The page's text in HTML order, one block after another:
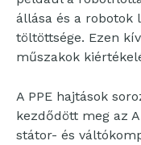
állása és a
töltöttsége. Ezen
műszakok
A PPE hajtások
kezdődött meg az
státor- és